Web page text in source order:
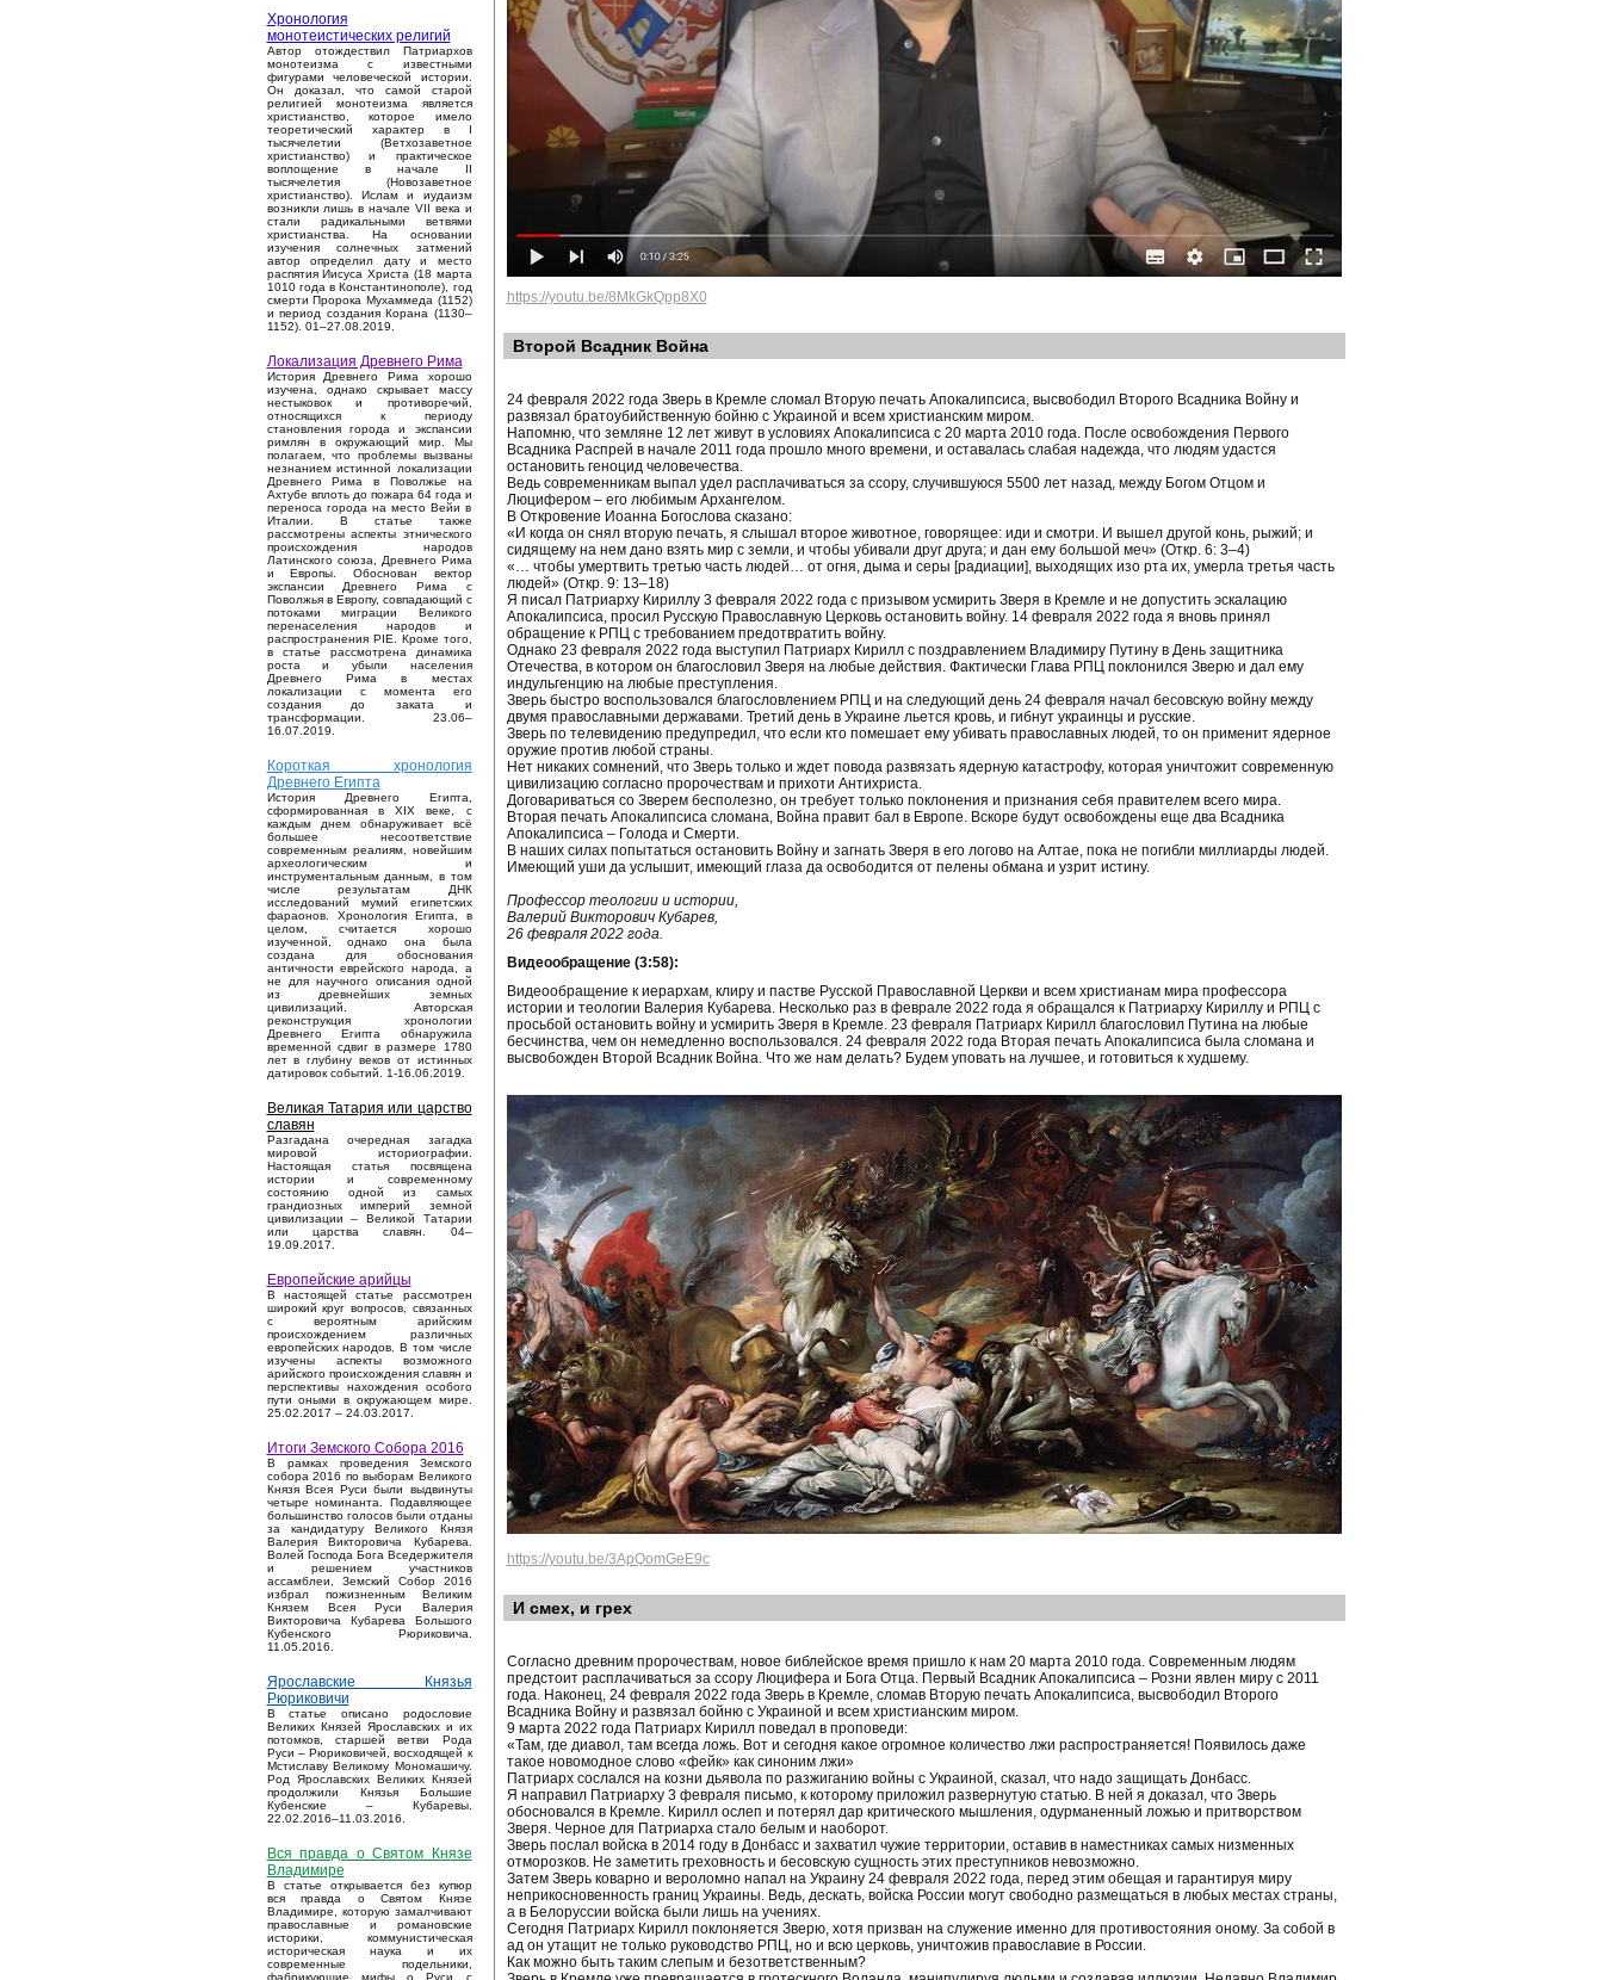
Хронология
монотеистических религий
Автор отождествил Патриархов
монотеизма с известными
фигурами человеческой истории.
Он доказал, что самой старой
религией монотеизма является
христианство, которое имело
теоретический характер в I
тысячелетии (Ветхозаветное
христианство) и практическое
воплощение в начале II
тысячелетия (Новозаветное
христианство). Ислам и иудаизм
возникли лишь в начале VII века и
стали радикальными ветвями
христианства. На основании
изучения солнечных затмений
автор определил дату и место
распятия Иисуса Христа (18 марта
1010 года в Константинополе), год
смерти Пророка Мухаммеда (1152)
и период создания Корана (1130–
1152). 01–27.08.2019.
Локализация Древнего Рима
История Древнего Рима хорошо
изучена, однако скрывает массу
нестыковок и противоречий,
относящихся к периоду
становления города и экспансии
римлян в окружающий мир. Мы
полагаем, что проблемы вызваны
незнанием истинной локализации
Древнего Рима в Поволжье на
Ахтубе вплоть до пожара 64 года и
переноса города на место Вейи в
Италии. В статье также
рассмотрены аспекты этнического
происхождения народов
Латинского союза, Древнего Рима
и Европы. Обоснован вектор
экспансии Древнего Рима с
Поволжья в Европу, совпадающий с
потоками миграции Великого
перенаселения народов и
распространения PIE. Кроме того,
в статье рассмотрена динамика
роста и убыли населения
Древнего Рима в местах
локализации с момента его
создания до заката и
трансформации. 23.06–
16.07.2019.
Короткая хронология
Древнего Египта
История Древнего Египта,
сформированная в XIX веке, с
каждым днем обнаруживает всё
большее несоответствие
современным реалиям, новейшим
археологическим и
инструментальным данным, в том
числе результатам ДНК
исследований мумий египетских
фараонов. Хронология Египта, в
целом, считается хорошо
изученной, однако она была
создана для обоснования
античности еврейского народа, а
не для научного описания одной
из древнейших земных
цивилизаций. Авторская
реконструкция хронологии
Древнего Египта обнаружила
временной сдвиг в размере 1780
лет в глубину веков от истинных
датировок событий. 1-16.06.2019.
Великая Татария или царство
славян
Разгадана очередная загадка
мировой историографии.
Настоящая статья посвящена
истории и современному
состоянию одной из самых
грандиозных империй земной
цивилизации – Великой Татарии
или царства славян. 04–
19.09.2017.
Европейские арийцы
В настоящей статье рассмотрен
широкий круг вопросов, связанных
с вероятным арийским
происхождением различных
европейских народов. В том числе
изучены аспекты возможного
арийского происхождения славян и
перспективы нахождения особого
пути оными в окружающем мире.
25.02.2017 – 24.03.2017.
Итоги Земского Собора 2016
В рамках проведения Земского
собора 2016 по выборам Великого
Князя Всея Руси были выдвинуты
четыре номинанта. Подавляющее
большинство голосов были отданы
за кандидатуру Великого Князя
Валерия Викторовича Кубарева.
Волей Господа Бога Вседержителя
и решением участников
ассамблеи, Земский Собор 2016
избрал пожизненным Великим
Князем Всея Руси Валерия
Викторовича Кубарева Большого
Кубенского Рюриковича.
11.05.2016.
Ярославские Князья
Рюриковичи
В статье описано родословие
Великих Князей Ярославских и их
потомков, старшей ветви Рода
Руси – Рюриковичей, восходящей к
Мстиславу Великому Мономашичу.
Род Ярославских Великих Князей
продолжили Князья Большие
Кубенские – Кубаревы.
22.02.2016–11.03.2016.
Вся правда о Святом Князе
Владимире
В статье открывается без купюр
вся правда о Святом Князе
Владимире, которую замалчивают
православные и романовские
историки, коммунистическая
историческая наука и их
современные подельники,
фабрикующие мифы о Руси с
https://youtu.be/8MkGkQpp8X0
Второй Всадник Война
24 февраля 2022 года Зверь в Кремле сломал Вторую печать Апокалипсиса, высвободил Второго Всадника Войну и
развязал братоубийственную бойню с Украиной и всем христианским миром.
Напомню, что земляне 12 лет живут в условиях Апокалипсиса с 20 марта 2010 года. После освобождения Первого
Всадника Распрей в начале 2011 года прошло много времени, и оставалась слабая надежда, что людям удастся
остановить геноцид человечества.
Ведь современникам выпал удел расплачиваться за ссору, случившуюся 5500 лет назад, между Богом Отцом и
Люцифером – его любимым Архангелом.
В Откровение Иоанна Богослова сказано:
«И когда он снял вторую печать, я слышал второе животное, говорящее: иди и смотри. И вышел другой конь, рыжий; и
сидящему на нем дано взять мир с земли, и чтобы убивали друг друга; и дан ему большой меч» (Откр. 6: 3–4)
«… чтобы умертвить третью часть людей… от огня, дыма и серы [радиации], выходящих изо рта их, умерла третья часть
людей» (Откр. 9: 13–18)
Я писал Патриарху Кириллу 3 февраля 2022 года с призывом усмирить Зверя в Кремле и не допустить эскалацию
Апокалипсиса, просил Русскую Православную Церковь остановить войну. 14 февраля 2022 года я вновь принял
обращение к РПЦ с требованием предотвратить войну.
Однако 23 февраля 2022 года выступил Патриарх Кирилл с поздравлением Владимиру Путину в День защитника
Отечества, в котором он благословил Зверя на любые действия. Фактически Глава РПЦ поклонился Зверю и дал ему
индульгенцию на любые преступления.
Зверь быстро воспользовался благословлением РПЦ и на следующий день 24 февраля начал бесовскую войну между
двумя православными державами. Третий день в Украине льется кровь, и гибнут украинцы и русские.
Зверь по телевидению предупредил, что если кто помешает ему убивать православных людей, то он применит ядерное
оружие против любой страны.
Нет никаких сомнений, что Зверь только и ждет повода развязать ядерную катастрофу, которая уничтожит современную
цивилизацию согласно пророчествам и прихоти Антихриста.
Договариваться со Зверем бесполезно, он требует только поклонения и признания себя правителем всего мира.
Вторая печать Апокалипсиса сломана, Война правит бал в Европе. Вскоре будут освобождены еще два Всадника
Апокалипсиса – Голода и Смерти.
В наших силах попытаться остановить Войну и загнать Зверя в его логово на Алтае, пока не погибли миллиарды людей.
Имеющий уши да услышит, имеющий глаза да освободится от пелены обмана и узрит истину.
Профессор теологии и истории,
Валерий Викторович Кубарев,
26 февраля 2022 года.
Видеообращение (3:58):
Видеообращение к иерархам, клиру и пастве Русской Православной Церкви и всем христианам мира профессора
истории и теологии Валерия Кубарева. Несколько раз в феврале 2022 года я обращался к Патриарху Кириллу и РПЦ с
просьбой остановить войну и усмирить Зверя в Кремле. 23 февраля Патриарх Кирилл благословил Путина на любые
бесчинства, чем он немедленно воспользовался. 24 февраля 2022 года Вторая печать Апокалипсиса была сломана и
высвобожден Второй Всадник Война. Что же нам делать? Будем уповать на лучшее, и готовиться к худшему.
https://youtu.be/3ApQomGeE9c
И смех, и грех
Согласно древним пророчествам, новое библейское время пришло к нам 20 марта 2010 года. Современным людям
предстоит расплачиваться за ссору Люцифера и Бога Отца. Первый Всадник Апокалипсиса – Розни явлен миру с 2011
года. Наконец, 24 февраля 2022 года Зверь в Кремле, сломав Вторую печать Апокалипсиса, высвободил Второго
Всадника Войну и развязал бойню с Украиной и всем христианским миром.
9 марта 2022 года Патриарх Кирилл поведал в проповеди:
«Там, где диавол, там всегда ложь. Вот и сегодня какое огромное количество лжи распространяется! Появилось даже
такое новомодное слово «фейк» как синоним лжи»
Патриарх сослался на козни дьявола по разжиганию войны с Украиной, сказал, что надо защищать Донбасс.
Я направил Патриарху 3 февраля письмо, к которому приложил развернутую статью. В ней я доказал, что Зверь
обосновался в Кремле. Кирилл ослеп и потерял дар критического мышления, одурманенный ложью и притворством
Зверя. Черное для Патриарха стало белым и наоборот.
Зверь послал войска в 2014 году в Донбасс и захватил чужие территории, оставив в наместниках самых низменных
отморозков. Не заметить греховность и бесовскую сущность этих преступников невозможно.
Затем Зверь коварно и вероломно напал на Украину 24 февраля 2022 года, перед этим обещая и гарантируя миру
неприкосновенность границ Украины. Ведь, дескать, войска России могут свободно размещаться в любых местах страны,
а в Белоруссии войска были лишь на учениях.
Сегодня Патриарх Кирилл поклоняется Зверю, хотя призван на служение именно для противостояния оному. За собой в
ад он утащит не только руководство РПЦ, но и всю церковь, уничтожив православие в России.
Как можно быть таким слепым и безответственным?